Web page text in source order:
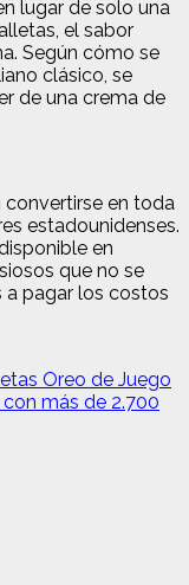
lugar de solo una
el sabor
Según cómo se
clásico, se
de una crema de
convertirse en toda
estadounidenses.
en
que no se
a pagar los costos
Oreo de Juego
más de 2.700